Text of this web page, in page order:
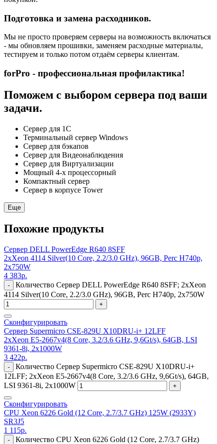
Подготовка и замена расходников.
Мы не просто проверяем серверы на возможность включаться
- мы обновляем прошивки, заменяем расходные материалы,
тестируем и только потом отдаём серверы клиентам.
forPro - профессиональная профилактика!
Поможем с выбором сервера под ваши
задачи.
Сервер для 1С
Терминальный сервер Windows
Сервер для бэкапов
Сервер для Видеонаблюдения
Сервер для Виртуализации
Мощный 4-х процессорный
Компактный сервер
Сервер в корпусе Tower
Еще
Похожие продукты
Сервер DELL PowerEdge R640 8SFF
2xXeon 4114 Silver(10 Core, 2.2/3.0 GHz), 96GB, Perc H740p,
2x750W
4 383р.
-
Количество Сервер DELL PowerEdge R640 8SFF; 2xXeon
4114 Silver(10 Core, 2.2/3.0 GHz), 96GB, Perc H740p, 2x750W
+
Сконфигурировать
Сервер Supermicro CSE-829U X10DRU-i+ 12LFF
2xXeon E5-2667v4(8 Core, 3.2/3.6 GHz, 9,6Gt/s), 64GB, LSI
9361-8i, 2x1000W
3 422р.
-
Количество Сервер Supermicro CSE-829U X10DRU-i+
12LFF; 2xXeon E5-2667v4(8 Core, 3.2/3.6 GHz, 9,6Gt/s), 64GB,
LSI 9361-8i, 2x1000W
+
Сконфигурировать
CPU Xeon 6226 Gold (12 Core, 2.7/3.7 GHz) 125W (2933Y)
SR3J5
1 115р.
-
Количество CPU Xeon 6226 Gold (12 Core, 2.7/3.7 GHz)